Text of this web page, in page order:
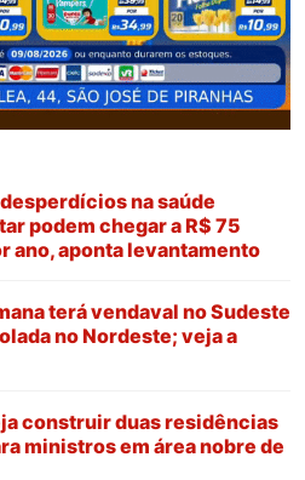
na saúde
podem chegar a R$ 75
ano, aponta levantamento
terá vendaval no Sudeste
no Nordeste; veja a
construir duas residências
ministros em área nobre de